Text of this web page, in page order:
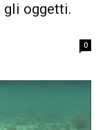
gli oggetti.
0